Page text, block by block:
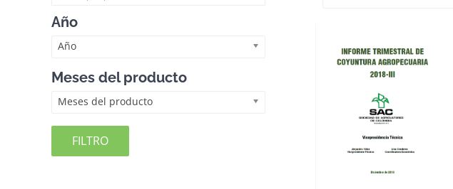
Año
Año
Meses del producto
Meses del producto
FILTRO